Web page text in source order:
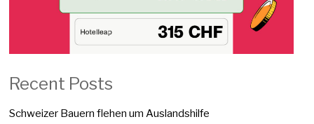
Recent Posts
Schweizer Bauern flehen um Auslandshilfe